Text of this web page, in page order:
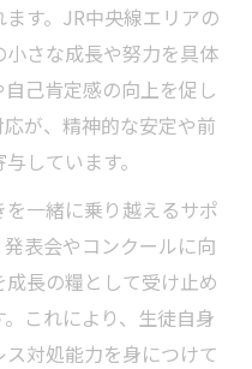
す。JR中央線エリアの
さな成長や努力を具体
己肯定感の向上を促し
が、精神的な安定や前
しています。
一緒に乗り越えるサポ
表会やコンクールに向
長の糧として受け止め
これにより、生徒自身
対処能力を身につけて